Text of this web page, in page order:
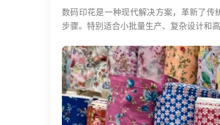
数码印花是一种现代解决方案，革新了
步骤。特别适合小批量生产、复杂设计和